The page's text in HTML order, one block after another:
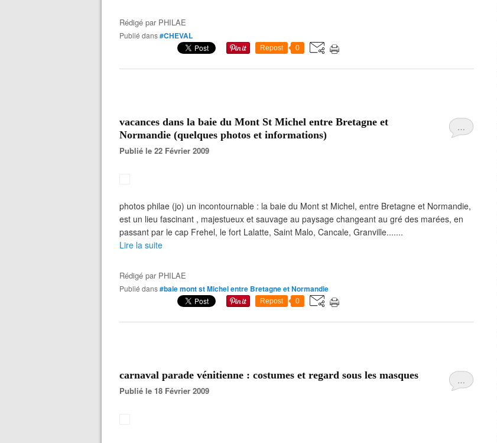
Rédigé par PHILAE
Publié dans#CHEVAL
Repost 0
…
vacances dans la baie du Mont St Michel entre Bretagne et
Normandie (quelques photos et informations)
Publié le 22 Février 2009
photos philae (jo) un incontournable : la baie du Mont st Michel, entre Bretagne et Normandie,
est un lieu fascinant , majestueux et sauvage au paysage changeant au gré des marées, en
passant par le cap Frehel, le fort Lalatte, Saint Malo, Cancale, Granville.......
Lire la suite
Rédigé par PHILAE
Publié dans#baie mont st Michel entre Bretagne et Normandie
Repost 0
…
carnaval parade vénitienne : costumes et regard sous les masques
Publié le 18 Février 2009